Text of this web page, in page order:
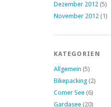
Dezember 2012 (5)
November 2012 (1)
KATEGORIEN
Allgemein (5)
Bikepacking (2)
Comer See (6)
Gardasee (20)